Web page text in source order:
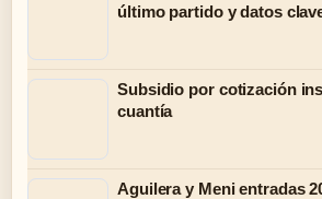
último partido y datos
Subsidio por cotización
cuantía
Aguilera y Meni entradas